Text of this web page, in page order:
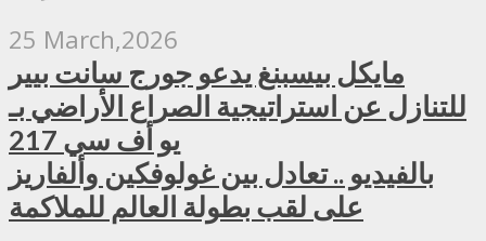
25 March,2026
مايكل بيسبنغ يدعو جورج سانت بيير
للتنازل عن استراتيجية الصراع الأراضي بـ
يو أف سي 217
بالفيديو .. تعادل بين غولوفكين وألفاريز
على لقب بطولة العالم للملاكمة